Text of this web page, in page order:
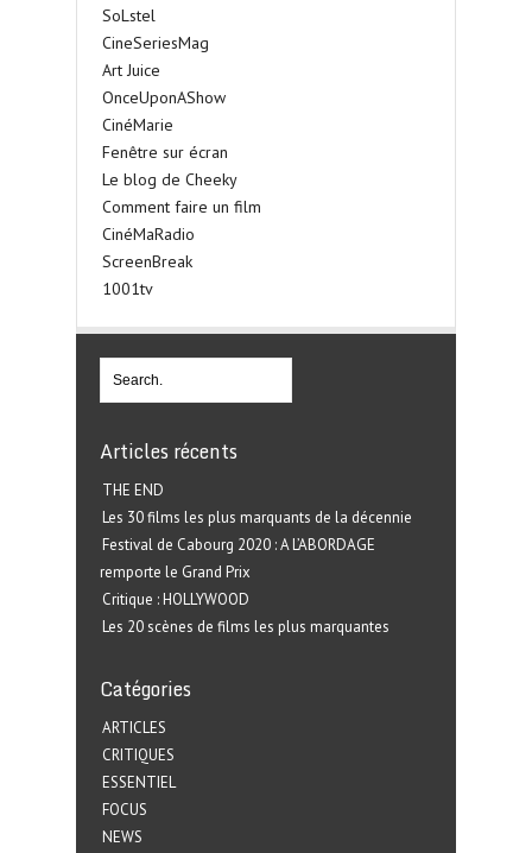
SoLstel
CineSeriesMag
Art Juice
OnceUponAShow
CinéMarie
Fenêtre sur écran
Le blog de Cheeky
Comment faire un film
CinéMaRadio
ScreenBreak
1001tv
Articles récents
THE END
Les 30 films les plus marquants de la décennie
Festival de Cabourg 2020 : A L’ABORDAGE
remporte le Grand Prix
Critique : HOLLYWOOD
Les 20 scènes de films les plus marquantes
Catégories
ARTICLES
CRITIQUES
ESSENTIEL
FOCUS
NEWS